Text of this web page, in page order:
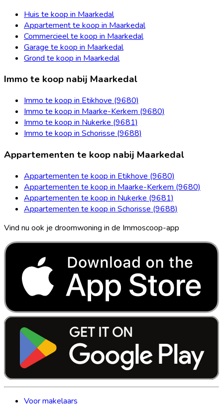
Huis te koop in Maarkedal
Appartement te koop in Maarkedal
Commercieel te koop in Maarkedal
Garage te koop in Maarkedal
Grond te koop in Maarkedal
Immo te koop nabij Maarkedal
Immo te koop in Etikhove (9680)
Immo te koop in Maarke-Kerkem (9680)
Immo te koop in Nukerke (9681)
Immo te koop in Schorisse (9688)
Appartementen te koop nabij Maarkedal
Appartementen te koop in Etikhove (9680)
Appartementen te koop in Maarke-Kerkem (9680)
Appartementen te koop in Nukerke (9681)
Appartementen te koop in Schorisse (9688)
Vind nu ook je droomwoning in de Immoscoop-app
Voor makelaars